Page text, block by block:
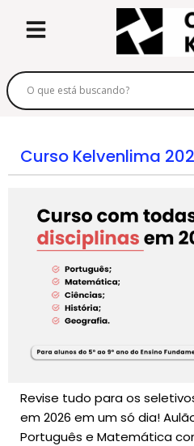
Curso Kelvenlima
Revise tudo para os
em 2026 em um só dia!
Português e Matemática